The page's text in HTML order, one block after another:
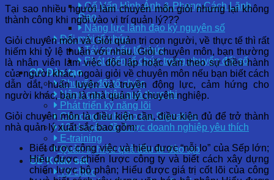
Cố Vấn Hình Ảnh & Phong Cách Lãnh
Đạo
Năng lực lãnh đạo kỷ nguyên số
Đổi mới tổ chức
Tái cơ cấu tổ chức
Phát triển tổ chức trong chuyển đổi số
OD Đào tạo
Chuyển đổi tổ chức
Nâng cao hiệu quả thực thi
Phát triển kỹ năng lõi
Chương trình đào tạo Signature
12 chuyên đề được doanh nghiệp yêu thích
E-training
Quản trị hiệu quả đầu tư đào tạo
OD Khảo sát
Tổ chức
Tại sao nhiều người làm chuyên môn giỏi nhưng lại không
thành công khi ngồi vào vị trí quản lý???
Giỏi chuyên môn và Giỏi quản trị con người, về thực tế thì rất
hiếm khi tỷ lệ thuận với nhau. Giỏi chuyên môn, bạn thường
là nhân viên làm việc độc lập hoặc vẫn theo sự điều hành
của người khác, ngoài giỏi về chuyên môn nếu bạn biết cách
dẫn dắt, huấn luyện và truyền động lực, cảm hứng cho
người khác, bạn là nhà quản lý chuyên nghiệp.
Giỏi chuyên môn là điều kiện cần, điều kiện đủ để trở thành
nhà quản lý xuất sắc bao gồm:
Biết được công việc và hiểu được “nỗi lo” của Sếp lớn;
Hiểu được chiến lược công ty và biết cách xây dựng
chiến lược bộ phận; Hiểu được giá trị cốt lõi của công